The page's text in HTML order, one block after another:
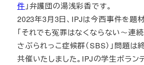
件 」弁護団の湯浅彩香です。
2023年3月3日、IPJは今西事件を題
「それでも冤罪はなくならない～連
さぶられっこ症候群（SBS）」問題は
共催いたしました。IPJの学生ボラン